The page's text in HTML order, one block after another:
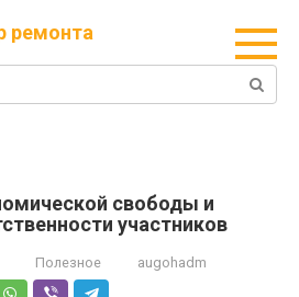
ремонта
свободы и
участников
Полезное augohadm